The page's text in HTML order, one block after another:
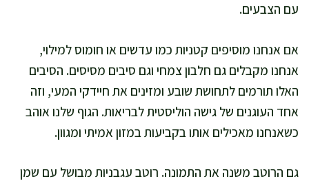
עם הצבעים.
אם אנחנו מוסיפים קטניות כמו עדשים או חומוס למילוי,
אנחנו מקבלים גם חלבון צמחי וגם סיבים מסיסים. הסיבים
האלו תורמים לתחושת שובע ומזינים את חיידקי המעי, וזה
אחד העוגנים של גישה הוליסטית לבריאות. הגוף שלנו אוהב
כשאנחנו מאכילים אותו בקביעות במזון אמיתי ומגוון.
גם הרוטב משנה את התמונה. רוטב עגבניות מבושל עם שמן